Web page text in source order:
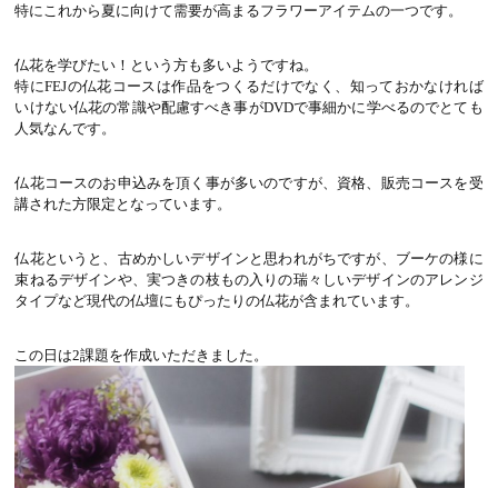
特にこれから夏に向けて需要が高まるフラワーアイテムの一つです。
仏花を学びたい！という方も多いようですね。
特にFEJの仏花コースは作品をつくるだけでなく、知っておかなければ
いけない仏花の常識や配慮すべき事がDVDで事細かに学べるのでとても
人気なんです。
仏花コースのお申込みを頂く事が多いのですが、資格、販売コースを受
講された方限定となっています。
仏花というと、古めかしいデザインと思われがちですが、ブーケの様に
束ねるデザインや、実つきの枝もの入りの瑞々しいデザインのアレンジ
タイプなど現代の仏壇にもぴったりの仏花が含まれています。
この日は2課題を作成いただきました。